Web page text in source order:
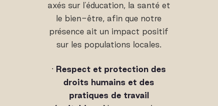
axés sur l'éducation, la santé et
le bien-être, afin que notre
présence ait un impact positif
sur les populations locales.
· Respect et protection des
droits humains et des
pratiques de travail